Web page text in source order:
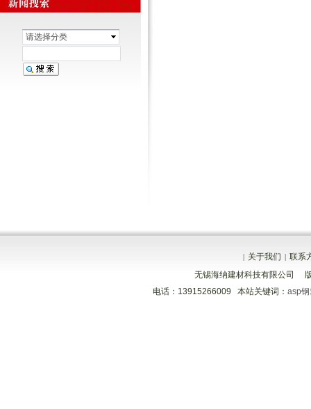
请选择分类
| 关于我们 | 联系
无锡海纳建材科技有限公司
电话：13915266009 本站关键词： asp